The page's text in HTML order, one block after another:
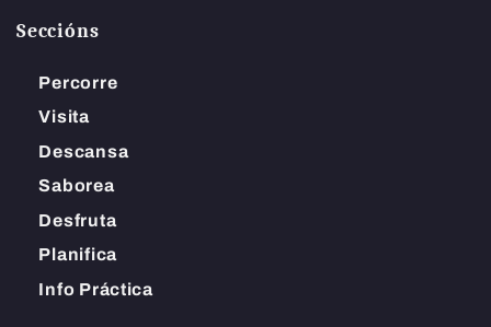
Seccións
Percorre
Visita
Descansa
Saborea
Desfruta
Planifica
Info Práctica